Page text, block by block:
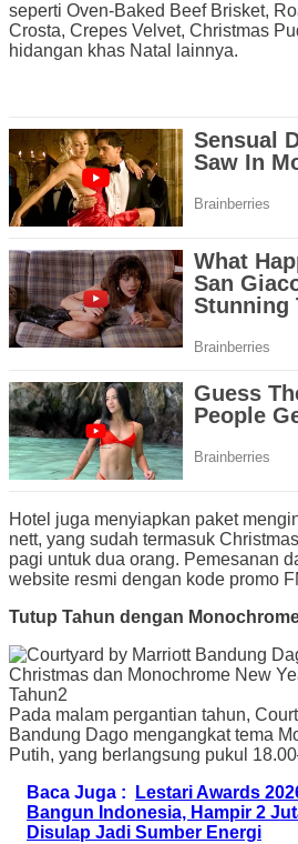
seperti Oven-Baked Beef Brisket,
Crosta, Crepes Velvet, Christmas
hidangan khas Natal lainnya.
Hotel juga menyiapkan paket
nett, yang sudah termasuk
pagi untuk dua orang. Pemesanan
website resmi dengan kode promo
Tutup Tahun dengan
Pada malam pergantian tahun,
Bandung Dago mengangkat tema
Putih, yang berlangsung pukul
Baca Juga :
Lestari Awards
Bangun Indonesia, Hampir 2
Disulap Jadi Sumber Energi